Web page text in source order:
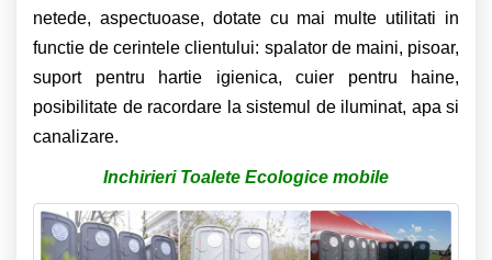
netede, aspectuoase, dotate cu mai multe utilitati in
functie de cerintele clientului: spalator de maini, pisoar,
suport pentru hartie igienica, cuier pentru haine,
posibilitate de racordare la sistemul de iluminat, apa si
canalizare.
Inchirieri Toalete Ecologice mobile